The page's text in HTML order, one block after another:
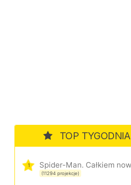
TOP TYGODNIA
1
(11294 projekcje)